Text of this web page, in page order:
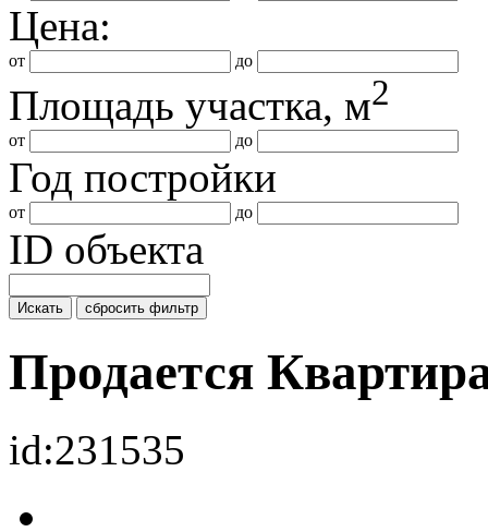
Цена:
от до
Площадь участка, м2
от до
Год постройки
от до
ID объекта
Искать сбросить фильтр
Продается
id:231535